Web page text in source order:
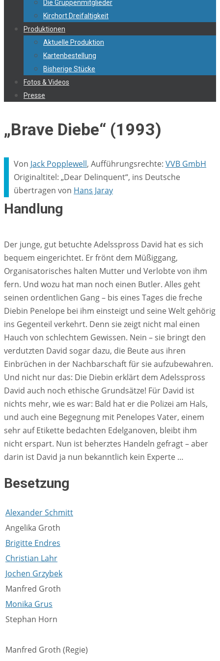
Die Gruppenmitglieder
Kirchort Dreifaltigkeit
Produktionen
Aktuelle Produktion
Kartenbestellung
Bisherige Stücke
Fotos & Videos
Presse
„Brave Diebe“ (1993)
Von Jack Popplewell, Aufführungsrechte: VVB GmbH
Originaltitel: „Dear Delinquent“, ins Deutsche
übertragen von Hans Jaray
Handlung
Der junge, gut betuchte Adelsspross David hat es sich
bequem eingerichtet. Er frönt dem Müßiggang,
Organisatorisches halten Mutter und Verlobte von ihm
fern. Und wozu hat man noch einen Butler. Alles geht
seinen ordentlichen Gang – bis eines Tages die freche
Diebin Penelope bei ihm einsteigt und seine Welt gehörig
ins Gegenteil verkehrt. Denn sie zeigt nicht mal einen
Hauch von schlechtem Gewissen. Nein – sie bringt den
verdutzten David sogar dazu, die Beute aus ihren
Einbrüchen in der Nachbarschaft für sie aufzubewahren.
Und nicht nur das: Die Diebin erklärt dem Adelsspross
David auch noch ethische Grundsätze! Für David ist
nichts mehr, wie es war: Bald hat er die Polizei am Hals,
und auch eine Begegnung mit Penelopes Vater, einem
sehr auf Etikette bedachten Edelganoven, bleibt ihm
nicht erspart. Nun ist beherztes Handeln gefragt – aber
darin ist David ja nun bekanntlich kein Experte …
Besetzung
Alexander Schmitt
Angelika Groth
Brigitte Endres
Christian Lahr
Jochen Grzybek
Manfred Groth
Monika Grus
Stephan Horn
Manfred Groth (Regie)